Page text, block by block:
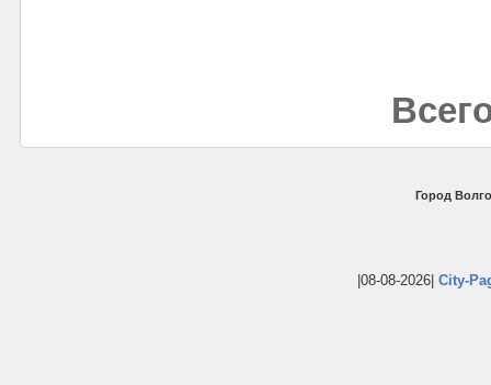
Город
|08-08-2026| City-